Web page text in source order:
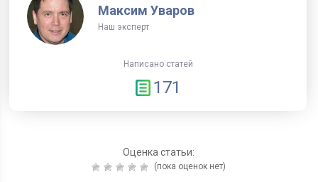
Максим Уваров
Наш эксперт
Написано статей
171
Оценка статьи:
(пока оценок нет)